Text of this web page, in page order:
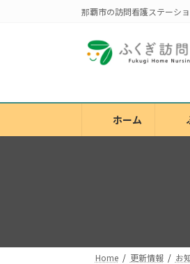
ス
ッ
ン
移
那覇市の訪問看護ステーシ
ホーム
Home 更新情報 お